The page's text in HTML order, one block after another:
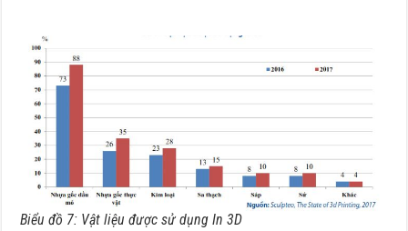
Biểu đồ 7: Vật liệu được sử dụng In 3D